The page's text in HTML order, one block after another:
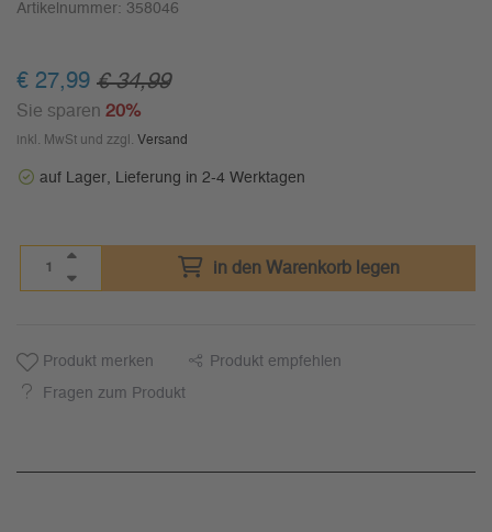
Artikelnummer: 358046
€ 27,99 € 34,99
Sie sparen 20%
inkl. MwSt und zzgl. Versand
auf Lager, Lieferung in 2-4 Werktagen
in den Warenkorb legen
Produkt merken Produkt empfehlen
Fragen zum Produkt